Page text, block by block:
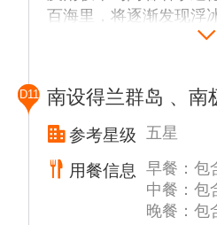
百海里，将逐渐发现浮
鱼。在穿越大海前往南
《南极条约》不仅让这
涵盖了在这里活动的各
这些原则，确保脆弱的
讲座亦有助于此，使您
浅。其外，船上还将进
登陆靴的领取。
D11 南设得兰群岛 、南
参考星级 五星
用餐信息
早餐：包
中餐：包
晚餐：包